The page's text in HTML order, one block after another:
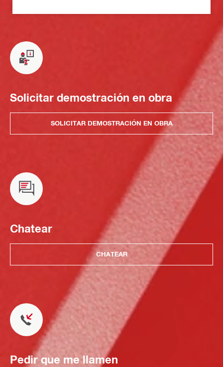
Solicitar demostración en obra
SOLICITAR DEMOSTRACIÓN EN OBRA
Chatear
CHATEAR
Pedir que me llamen